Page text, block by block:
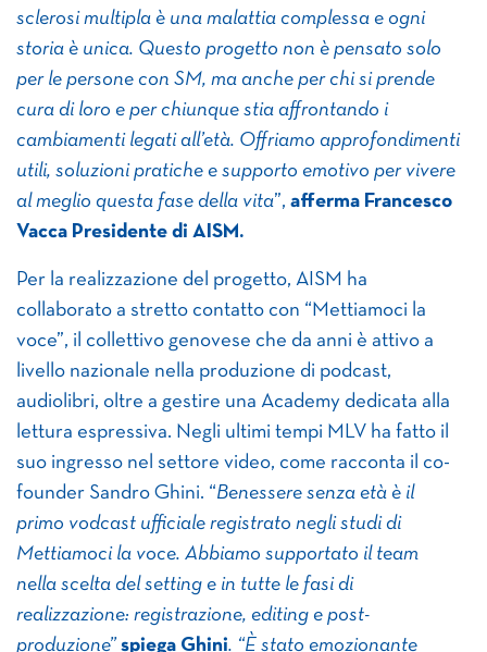
sclerosi multipla è una malattia complessa e ogni
storia è unica. Questo progetto non è pensato solo
per le persone con SM, ma anche per chi si prende
cura di loro e per chiunque stia affrontando i
cambiamenti legati all’età. Offriamo approfondimenti
utili, soluzioni pratiche e supporto emotivo per vivere
al meglio questa fase della vita”, afferma Francesco
Vacca Presidente di AISM.
Per la realizzazione del progetto, AISM ha
collaborato a stretto contatto con “Mettiamoci la
voce”, il collettivo genovese che da anni è attivo a
livello nazionale nella produzione di podcast,
audiolibri, oltre a gestire una Academy dedicata alla
lettura espressiva. Negli ultimi tempi MLV ha fatto il
suo ingresso nel settore video, come racconta il co-
founder Sandro Ghini. “Benessere senza età è il
primo vodcast ufficiale registrato negli studi di
Mettiamoci la voce. Abbiamo supportato il team
nella scelta del setting e in tutte le fasi di
realizzazione: registrazione, editing e post-
produzione” spiega Ghini. “È stato emozionante